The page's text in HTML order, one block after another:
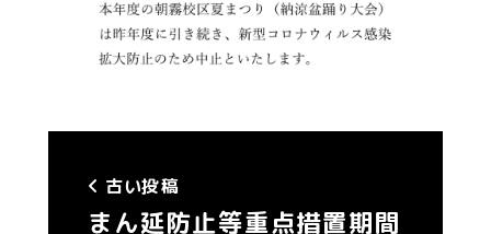
古い投稿
まん延防止等重点措置期間